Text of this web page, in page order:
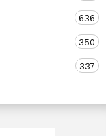
636
350
337